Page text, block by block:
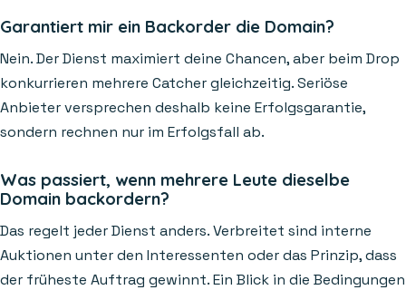
Garantiert mir ein Backorder die Domain?
Nein. Der Dienst maximiert deine Chancen, aber beim Drop
konkurrieren mehrere Catcher gleichzeitig. Seriöse
Anbieter versprechen deshalb keine Erfolgsgarantie,
sondern rechnen nur im Erfolgsfall ab.
Was passiert, wenn mehrere Leute dieselbe
Domain backordern?
Das regelt jeder Dienst anders. Verbreitet sind interne
Auktionen unter den Interessenten oder das Prinzip, dass
der früheste Auftrag gewinnt. Ein Blick in die Bedingungen